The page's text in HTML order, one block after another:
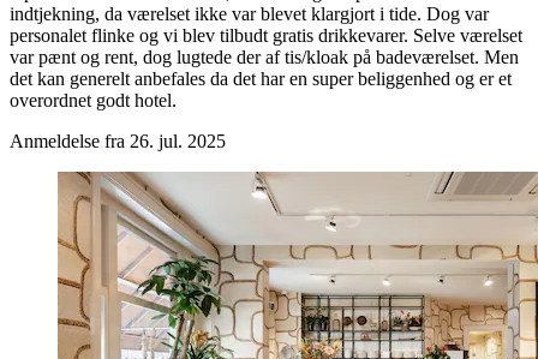
indtjekning, da værelset ikke var blevet klargjort i tide. Dog var
personalet flinke og vi blev tilbudt gratis drikkevarer. Selve værelset
var pænt og rent, dog lugtede der af tis/kloak på badeværelset. Men
det kan generelt anbefales da det har en super beliggenhed og er et
overordnet godt hotel.
Anmeldelse fra 26. jul. 2025